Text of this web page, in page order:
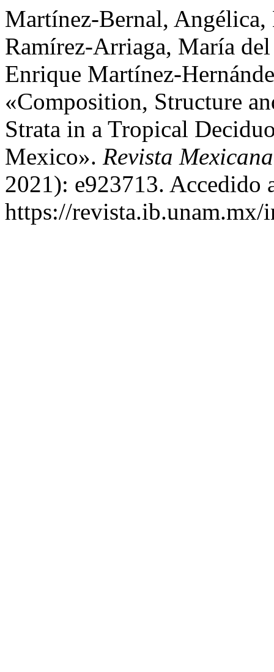
Martínez-Bernal, Angélica,
Ramírez-Arriaga, María
Enrique Martínez-
«Composition, Structure
Strata in a Tropical
Mexico». Revista
2021): e923713. Accedido
https://